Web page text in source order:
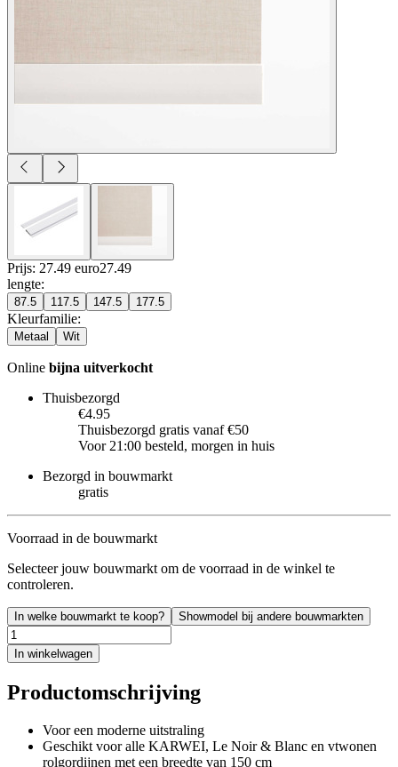
Prijs: 27.49 euro27.49
lengte:
87.5 117.5 147.5 177.5
Kleurfamilie:
Metaal Wit
Online bijna uitverkocht
Thuisbezorgd
€4.95
Thuisbezorgd gratis vanaf €50
Voor 21:00 besteld, morgen in huis
Bezorgd in bouwmarkt
gratis
Voorraad in de bouwmarkt
Selecteer jouw bouwmarkt om de voorraad in de winkel te
controleren.
In welke bouwmarkt te koop? Showmodel bij andere bouwmarkten
In winkelwagen
Productomschrijving
Voor een moderne uitstraling
Geschikt voor alle KARWEI, Le Noir & Blanc en vtwonen
rolgordijnen met een breedte van 150 cm